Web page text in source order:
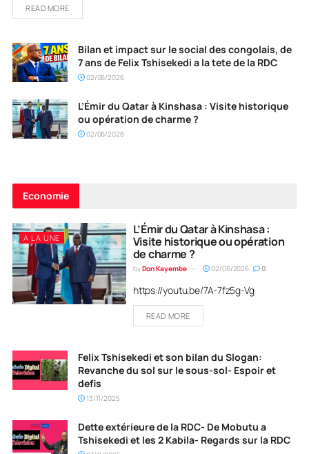
READ MORE
Bilan et impact sur le social des congolais, de
7 ans de Felix Tshisekedi a la tete de la RDC
02/06/2026
L’Émir du Qatar à Kinshasa : Visite historique
ou opération de charme ?
02/06/2026
Economie
A LA UNE
L’Émir du Qatar à Kinshasa :
Visite historique ou opération
de charme ?
byDon Kayembe 02/06/2026 0
https://youtu.be/7A-7fz5g-Vg
READ MORE
Felix Tshisekedi et son bilan du Slogan:
Revanche du sol sur le sous-sol- Espoir et
defis
13/11/2025
Dette extérieure de la RDC- De Mobutu a
Tshisekedi et les 2 Kabila- Regards sur la RDC